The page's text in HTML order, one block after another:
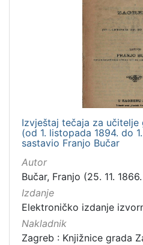
Zbirka
Knjige
Izvještaj tečaja za učitelje
(od 1. listopada 1894. do
sastavio Franjo Bučar
Autor
Bučar, Franjo (25. 11.
Izdanje
Elektroničko izdanje
Nakladnik
Zagreb : Knjižnice grada